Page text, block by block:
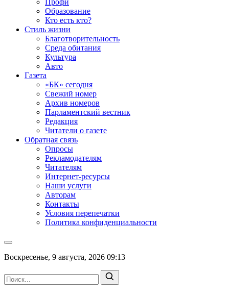
Профи
Образование
Кто есть кто?
Стиль жизни
Благотворительность
Среда обитания
Культура
Авто
Газета
«БК» сегодня
Свежий номер
Архив номеров
Парламентский вестник
Редакция
Читатели о газете
Обратная связь
Опросы
Рекламодателям
Читателям
Интернет-ресурсы
Наши услуги
Авторам
Контакты
Условия перепечатки
Политика конфиденциальности
Воскресенье, 9 августа, 2026 09:13